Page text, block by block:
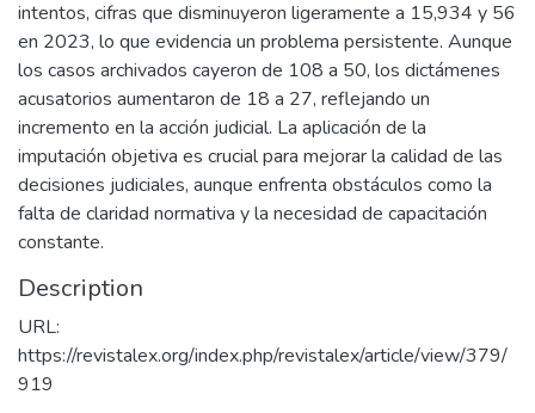
intentos, cifras que disminuyeron ligeramente a 15,934 y 56
en 2023, lo que evidencia un problema persistente. Aunque
los casos archivados cayeron de 108 a 50, los dictámenes
acusatorios aumentaron de 18 a 27, reflejando un
incremento en la acción judicial. La aplicación de la
imputación objetiva es crucial para mejorar la calidad de las
decisiones judiciales, aunque enfrenta obstáculos como la
falta de claridad normativa y la necesidad de capacitación
constante.
Description
URL:
https://revistalex.org/index.php/revistalex/article/view/379/
919